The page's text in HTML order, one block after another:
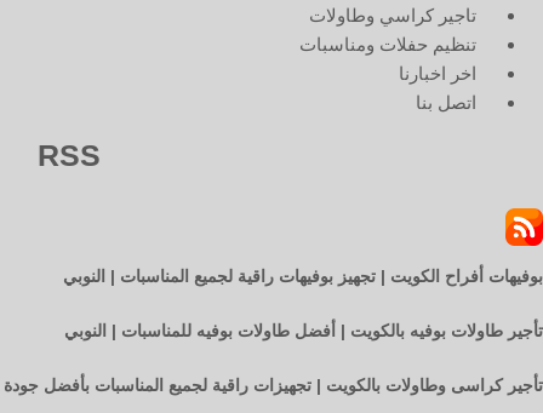
تاجير كراسي وطاولات
تنظيم حفلات ومناسبات
اخر اخبارنا
اتصل بنا
RSS
بوفيهات أفراح الكويت | تجهيز بوفيهات راقية لجميع المناسبات | النوبي
تأجير طاولات بوفيه بالكويت | أفضل طاولات بوفيه للمناسبات | النوبي
تأجير كراسى وطاولات بالكويت | تجهيزات راقية لجميع المناسبات بأفضل جودة